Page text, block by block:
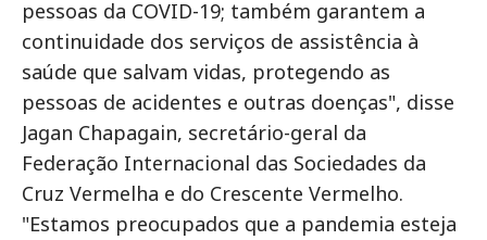
pessoas da COVID-19; também garantem a
continuidade dos serviços de assistência à
saúde que salvam vidas, protegendo as
pessoas de acidentes e outras doenças", disse
Jagan Chapagain, secretário-geral da
Federação Internacional das Sociedades da
Cruz Vermelha e do Crescente Vermelho.
"Estamos preocupados que a pandemia esteja